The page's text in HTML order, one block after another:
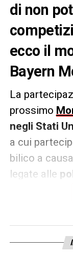
di non
ecco il
Bayern
La
prossimo
negli Stati
a cui
bilico a
legate alle
per la difesa